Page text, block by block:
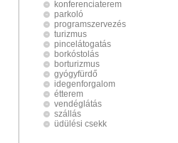
konferenciaterem
parkoló
programszervezés
turizmus
pincelátogatás
borkóstolás
borturizmus
gyógyfürdő
idegenforgalom
étterem
vendéglátás
szállás
üdülési csekk